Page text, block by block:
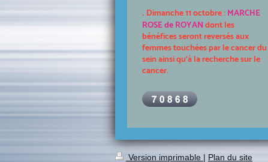
. Dimanche 11 octobre :MARCHE
ROSE de ROYANdont les
bénéfices seront reversés aux
femmes touchées par le cancer du
sein ainsi qu'à la recherche sur le
cancer.
Version imprimable | Plan du site